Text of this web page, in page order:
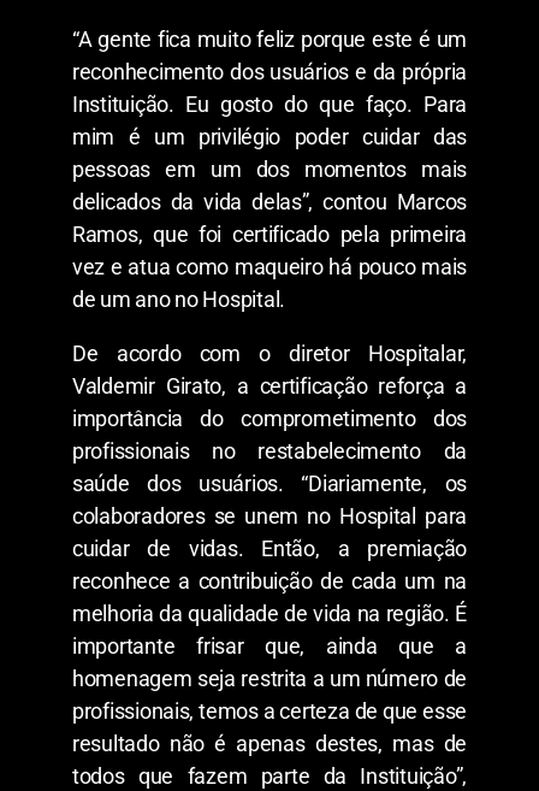
“A gente fica muito feliz porque este é um
reconhecimento dos usuários e da própria
Instituição. Eu gosto do que faço. Para
mim é um privilégio poder cuidar das
pessoas em um dos momentos mais
delicados da vida delas”, contou Marcos
Ramos, que foi certificado pela primeira
vez e atua como maqueiro há pouco mais
de um ano no Hospital.
De acordo com o diretor Hospitalar,
Valdemir Girato, a certificação reforça a
importância do comprometimento dos
profissionais no restabelecimento da
saúde dos usuários. “Diariamente, os
colaboradores se unem no Hospital para
cuidar de vidas. Então, a premiação
reconhece a contribuição de cada um na
melhoria da qualidade de vida na região. É
importante frisar que, ainda que a
homenagem seja restrita a um número de
profissionais, temos a certeza de que esse
resultado não é apenas destes, mas de
todos que fazem parte da Instituição”,